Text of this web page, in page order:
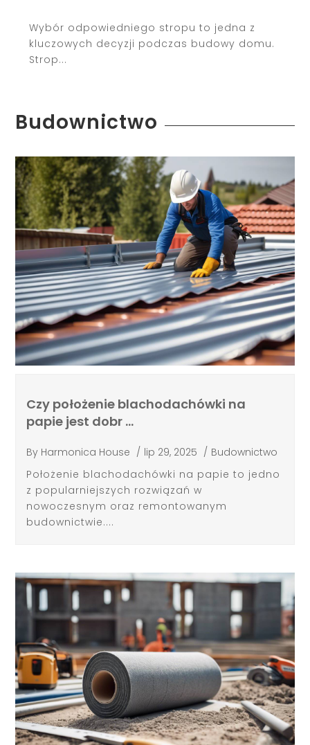
Wybór odpowiedniego stropu to jedna z
kluczowych decyzji podczas budowy domu.
Strop...
Budownictwo
Czy położenie blachodachówki na
papie jest dobr …
By Harmonica House / lip 29, 2025 / Budownictwo
Położenie blachodachówki na papie to jedno
z popularniejszych rozwiązań w
nowoczesnym oraz remontowanym
budownictwie....